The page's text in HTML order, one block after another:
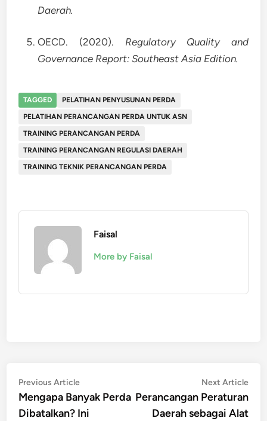
Daerah.
OECD. (2020). Regulatory Quality and
Governance Report: Southeast Asia Edition.
TAGGED
PELATIHAN PENYUSUNAN PERDA
PELATIHAN PERANCANGAN PERDA UNTUK ASN
TRAINING PERANCANGAN PERDA
TRAINING PERANCANGAN REGULASI DAERAH
TRAINING TEKNIK PERANCANGAN PERDA
Faisal
More by Faisal
Post
navigation
Previous ArticlePrevious
article:
Mengapa Banyak Perda
Dibatalkan? Ini
Next Article
Perancangan Peraturan
Daerah sebagai Alat